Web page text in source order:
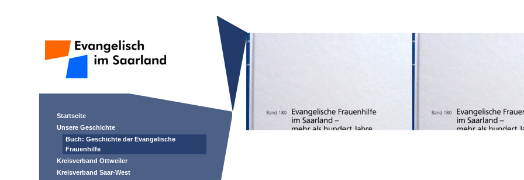
Startseite
Unsere Geschichte
Buch: Geschichte der Evangelische
Frauenhilfe
Kreisverband Ottweiler
Kreisverband Saar-West